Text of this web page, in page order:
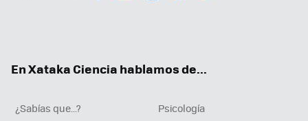
En Xataka Ciencia hablamos de...
¿Sabías que...?
Psicología